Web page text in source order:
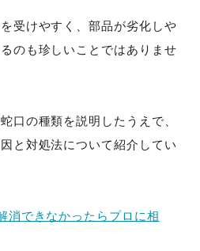
受けやすく、部品が劣化しや
のも珍しいことではありませ
口の種類を説明したうえで、
と対処法について紹介してい
消できなかったらプロに相